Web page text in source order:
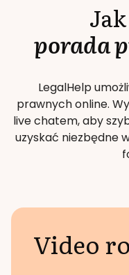
porada
LegalHelp
prawnych online.
live chatem, aby
uzyskać niezbędne
Video